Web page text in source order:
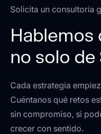
Eugenia
CEO
Muy contentos, por
cercanía y rapidez.
Solicita un consultoría
Hablemos
no solo de
Cada estrategia
Cuéntanos qué retos
sin compromiso, si
crecer con sentido.